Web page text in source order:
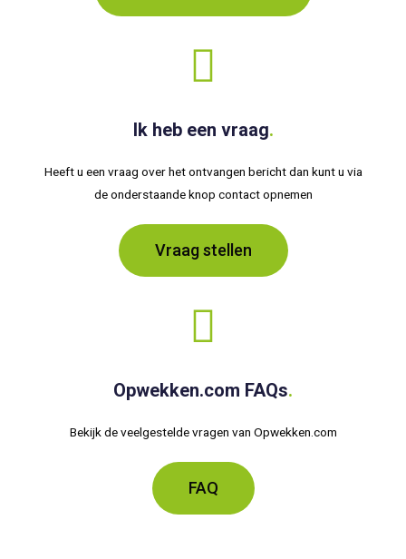
Ik heb een vraag.
Heeft u een vraag over het ontvangen bericht dan kunt u via
de onderstaande knop contact opnemen
Vraag stellen
Opwekken.com FAQs.
Bekijk de veelgestelde vragen van Opwekken.com
FAQ